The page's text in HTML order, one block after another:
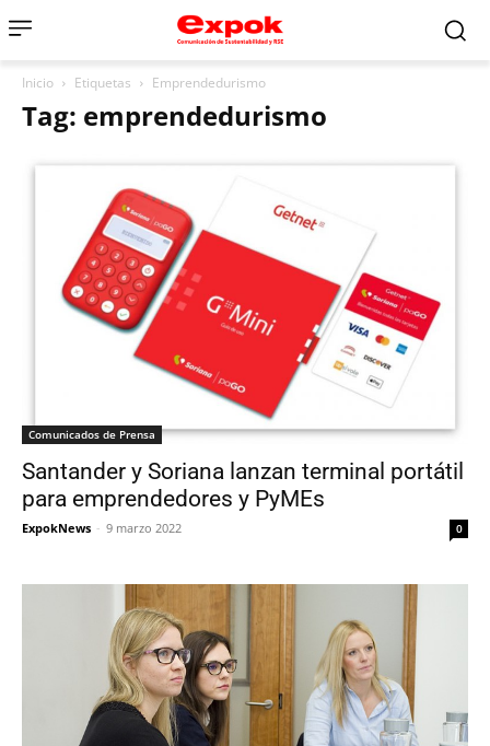
Inicio Etiquetas Emprendedurismo
Tag: emprendedurismo
Comunicados de Prensa
Santander y Soriana lanzan terminal portátil
para emprendedores y PyMEs
ExpokNews - 9 marzo 2022 0